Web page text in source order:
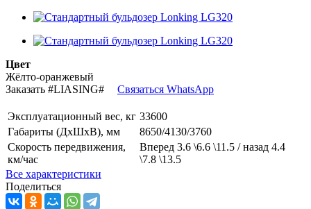
Цвет
Жёлто-оранжевый
Заказать #LIASING# Связаться WhatsApp
Эксплуатационный вес, кг 33600
Габариты (ДхШхВ), мм
8650/4130/3760
Скорость передвижения,
км/час
Вперед 3.6 \6.6 \11.5 / назад 4.4
\7.8 \13.5
Все характеристики
Поделиться